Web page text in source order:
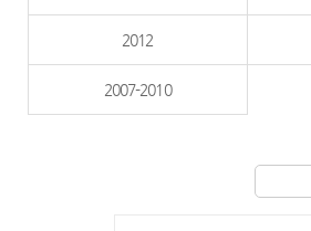
2012
2007-2010